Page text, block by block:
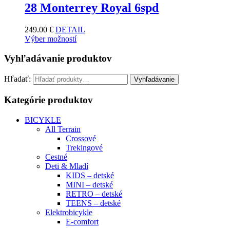
28 Monterrey Royal 6spd
249.00 € DETAIL
Výber možností
Vyhľadávanie produktov
Hľadať: Vyhľadávanie
Kategórie produktov
BICYKLE
All Terrain
Crossové
Trekingové
Cestné
Deti & Mladí
KIDS – detské
MINI – detské
RETRO – detské
TEENS – detské
Elektrobicykle
E-comfort